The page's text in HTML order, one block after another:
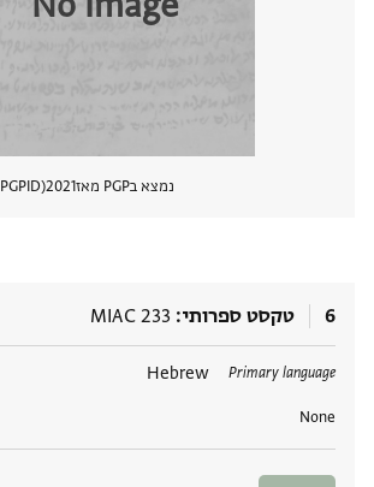
נמצא בPGP מאז 2021
PGPID
6 טקסט ספרותי MIAC 233
Primary language
Hebrew
None
תגים